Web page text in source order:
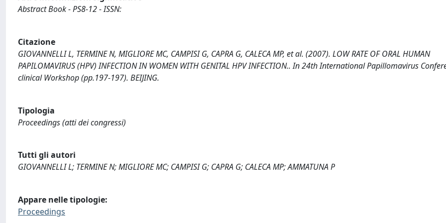
Abstract Book - PS8-12 - ISSN:
Citazione
GIOVANNELLI L, TERMINE N, MIGLIORE MC, CAMPISI G, CAPRA G, CALECA MP, et al. (2007). LOW RATE OF ORAL HUMAN
PAPILOMAVIRUS (HPV) INFECTION IN WOMEN WITH GENITAL HPV INFECTION.. In 24th International Papillomavirus
clinical Workshop (pp.197-197). BEIJING.
Tipologia
Proceedings (atti dei congressi)
Tutti gli autori
GIOVANNELLI L; TERMINE N; MIGLIORE MC; CAMPISI G; CAPRA G; CALECA MP; AMMATUNA P
Appare nelle tipologie:
Proceedings